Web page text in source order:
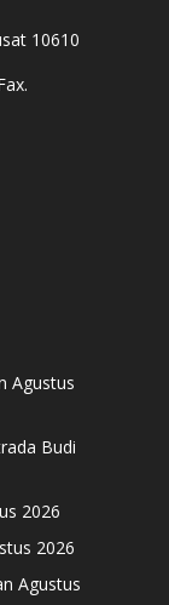
10610
Agustus
Budi
2026
2026
Agustus